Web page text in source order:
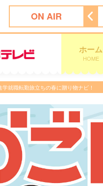
ON AIR
ｅ Ｎｅｗｓ ｄａｙｓ
ホーム
HOME
就職転勤旅立ちの春に贈り物ナビ！